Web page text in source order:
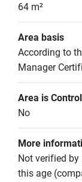
64 m²
Area basis
According to
Manager
Area is
No
More
Not verified
this age